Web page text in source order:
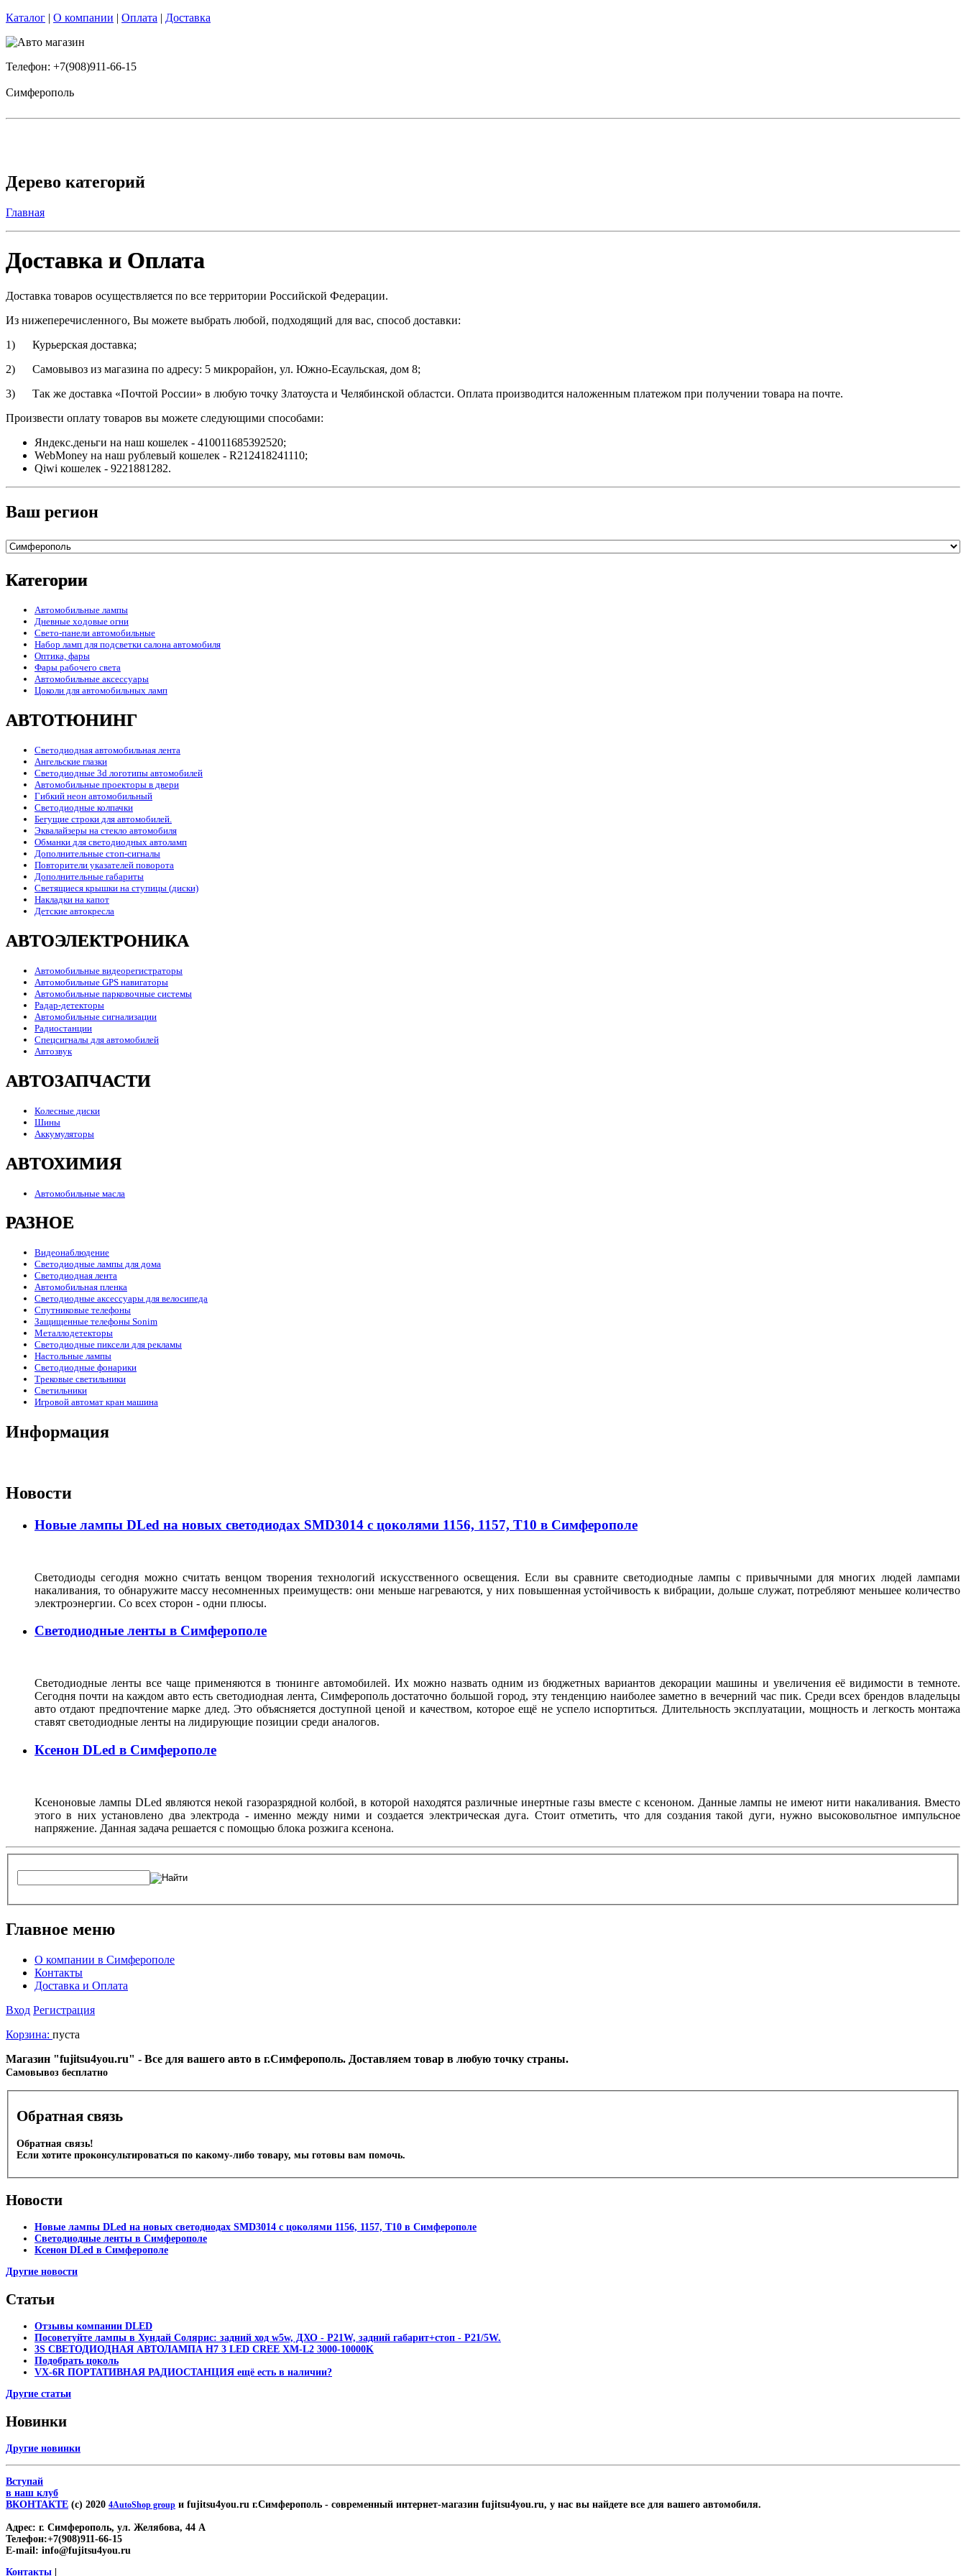
Каталог | О компании | Оплата | Доставка
Телефон: +7(908)911-66-15
Симферополь
Дерево категорий
Главная
Доставка и Оплата
Доставка товаров осуществляется по все территории Российской Федерации.
Из нижеперечисленного, Вы можете выбрать любой, подходящий для вас, способ доставки:
1) Курьерская доставка;
2) Самовывоз из магазина по адресу: 5 микрорайон, ул. Южно-Есаульская, дом 8;
3) Так же доставка «Почтой России» в любую точку Златоуста и Челябинской областси. Оплата производится наложенным платежом при получении товара на почте.
Произвести оплату товаров вы можете следующими способами:
Яндекс.деньги на наш кошелек - 410011685392520;
WebMoney на наш рублевый кошелек - R212418241110;
Qiwi кошелек - 9221881282.
Ваш регион
Категории
Автомобильные лампы
Дневные ходовые огни
Свето-панели автомобильные
Набор ламп для подсветки салона автомобиля
Оптика, фары
Фары рабочего света
Автомобильные аксессуары
Цоколи для автомобильных ламп
АВТОТЮНИНГ
Светодиодная автомобильная лента
Ангельские глазки
Светодиодные 3d логотипы автомобилей
Автомобильные проекторы в двери
Гибкий неон автомобильный
Светодиодные колпачки
Бегущие строки для автомобилей.
Эквалайзеры на стекло автомобиля
Обманки для светодиодных автоламп
Дополнительные стоп-сигналы
Повторители указателей поворота
Дополнительные габариты
Светящиеся крышки на ступицы (диски)
Накладки на капот
Детские автокресла
АВТОЭЛЕКТРОНИКА
Автомобильные видеорегистраторы
Автомобильные GPS навигаторы
Автомобильные парковочные системы
Радар-детекторы
Автомобильные сигнализации
Радиостанции
Спецсигналы для автомобилей
Автозвук
АВТОЗАПЧАСТИ
Колесные диски
Шины
Аккумуляторы
АВТОХИМИЯ
Автомобильные масла
РАЗНОЕ
Видеонаблюдение
Светодиодные лампы для дома
Светодиодная лента
Автомобильная пленка
Светодиодные аксессуары для велосипеда
Спутниковые телефоны
Защищенные телефоны Sonim
Металлодетекторы
Светодиодные пиксели для рекламы
Настольные лампы
Светодиодные фонарики
Трековые светильники
Светильники
Игровой автомат кран машина
Информация
Новости
Новые лампы DLed на новых светодиодах SMD3014 с цоколями 1156, 1157, T10 в Симферополе
Светодиоды сегодня можно считать венцом творения технологий искусственного освещения. Если вы сравните светодиодные лампы с привычными для многих людей лампами
накаливания, то обнаружите массу несомненных преимуществ: они меньше нагреваются, у них повышенная устойчивость к вибрации, дольше служат, потребляют меньшее количество
электроэнергии. Со всех сторон - одни плюсы.
Светодиодные ленты в Симферополе
Светодиодные ленты все чаще применяются в тюнинге автомобилей. Их можно назвать одним из бюджетных вариантов декорации машины и увеличения её видимости в темноте.
Сегодня почти на каждом авто есть светодиодная лента, Симферополь достаточно большой город, эту тенденцию наиболее заметно в вечерний час пик. Среди всех брендов владельцы
авто отдают предпочтение марке длед. Это объясняется доступной ценой и качеством, которое ещё не успело испортиться. Длительность эксплуатации, мощность и легкость монтажа
ставят светодиодные ленты на лидирующие позиции среди аналогов.
Ксенон DLed в Симферополе
Ксеноновые лампы DLed являются некой газоразрядной колбой, в которой находятся различные инертные газы вместе с ксеноном. Данные лампы не имеют нити накаливания. Вместо
этого в них установлено два электрода - именно между ними и создается электрическая дуга. Стоит отметить, что для создания такой дуги, нужно высоковольтное импульсное
напряжение. Данная задача решается с помощью блока розжига ксенона.
Главное меню
О компании в Симферополе
Контакты
Доставка и Оплата
Вход Регистрация
Корзина: пуста
Магазин "fujitsu4you.ru" - Все для вашего авто в г.Симферополь. Доставляем товар в любую точку страны.
Cамовывоз бесплатно
Обратная связь
Обратная связь!
Если хотите проконсультироваться по какому-либо товару, мы готовы вам помочь.
Новости
Новые лампы DLed на новых светодиодах SMD3014 с цоколями 1156, 1157, T10 в Симферополе
Светодиодные ленты в Симферополе
Ксенон DLed в Симферополе
Другие новости
Статьи
Отзывы компании DLED
Посоветуйте лампы в Хундай Солярис: задний ход w5w, ДХО - P21W, задний габарит+стоп - P21/5W.
3S СВЕТОДИОДНАЯ АВТОЛАМПА H7 3 LED CREE XM-L2 3000-10000K
Подобрать цоколь
VX-6R ПОРТАТИВНАЯ РАДИОСТАНЦИЯ ещё есть в наличии?
Другие статьи
Новинки
Другие новинки
Вступай
в наш клуб
ВКОНТАКТЕ (c) 2020 4AutoShop group и fujitsu4you.ru г.Симферополь - современный интернет-магазин fujitsu4you.ru, у нас вы найдете все для вашего автомобиля.
Адрес: г. Симферополь, ул. Желябова, 44 А
Телефон:+7(908)911-66-15
E-mail: info@fujitsu4you.ru
Контакты